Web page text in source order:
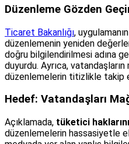
Düzenleme Gözden
Ticaret Bakanlığı,
düzenlemenin yeniden
doğru bilgilendirilmesi adına
duyurdu. Ayrıca,
düzenlemelerin titizlikle takip
Hedef: Vatandaşları
Açıklamada, tüketici
düzenlemelerin hassasiyetle